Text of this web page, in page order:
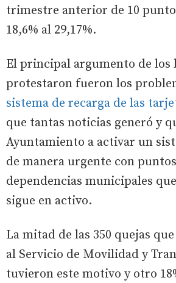
trimestre anterior de 10
18,6% al 29,17%.
El principal argumento de los
protestaron fueron los
sistema de recarga de las
que tantas noticias generó y
Ayuntamiento a activar un
de manera urgente con
dependencias municipales
sigue en activo.
La mitad de las 350 quejas
al Servicio de Movilidad y
tuvieron este motivo y otro